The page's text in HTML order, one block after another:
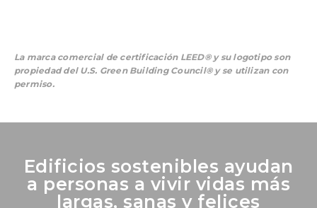
La marca comercial de certificación LEED® y su logotipo son
propiedad del U.S. Green Building Council® y se utilizan con
permiso.
Edificios sostenibles ayudan
a personas a vivir vidas más
largas, sanas y felices